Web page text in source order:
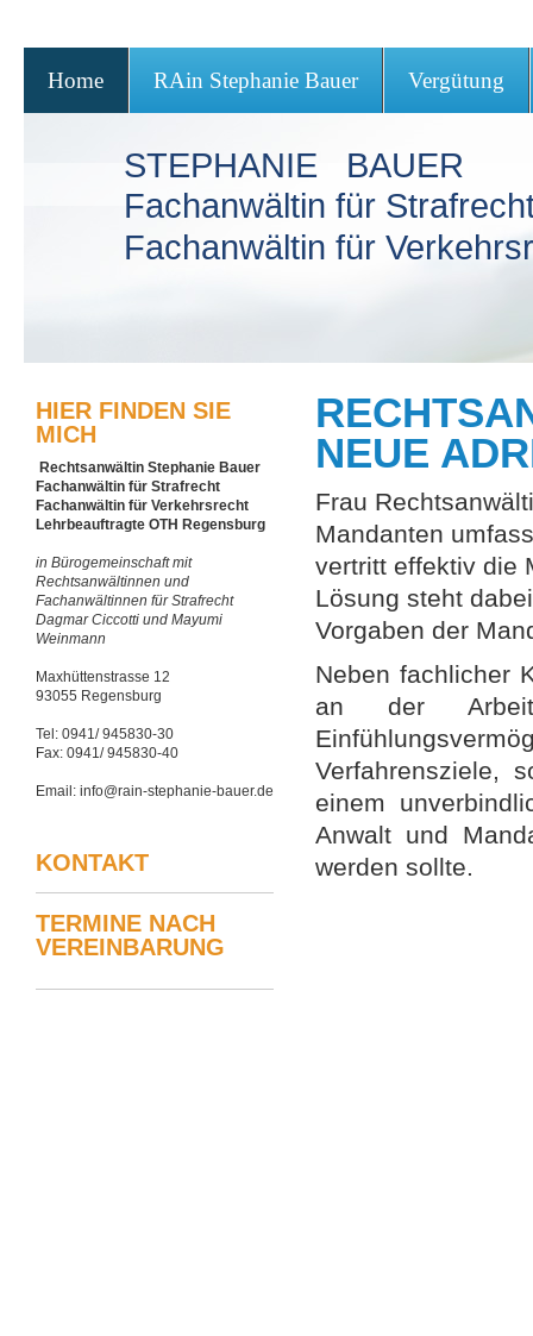
Home RAin Stephanie Bauer Vergütung
STEPHANIE BAUER
Fachanwältin für
Fachanwältin für
HIER FINDEN SIE
MICH
Rechtsanwältin Stephanie Bauer
Fachanwältin für Strafrecht
Fachanwältin für Verkehrsrecht
Lehrbeauftragte OTH Regensburg
in Bürogemeinschaft mit
Rechtsanwältinnen und
Fachanwältinnen für Strafrecht
Dagmar Ciccotti und Mayumi
Weinmann
Maxhüttenstrasse 12
93055 Regensburg
Tel: 0941/ 945830-30
Fax: 0941/ 945830-40
Email: info@rain-stephanie-bauer.de
KONTAKT
TERMINE NACH
VEREINBARUNG
NEUE
Frau
Mandanten
vertritt effektiv die
Lösung steht
Vorgaben der
Neben fachlicher
an der Arbeit
Verfahrensziele,
einem
Anwalt und
werden sollte.